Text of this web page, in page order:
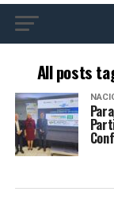
All posts